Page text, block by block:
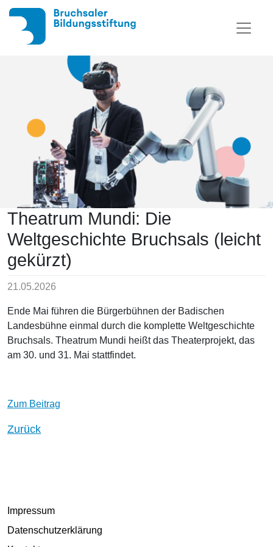
Theatrum Mundi: Die
Weltgeschichte Bruchsals (leicht
gekürzt)
21.05.2026
Ende Mai führen die Bürgerbühnen der Badischen
Landesbühne einmal durch die komplette Weltgeschichte
Bruchsals. Theatrum Mundi heißt das Theaterprojekt, das
am 30. und 31. Mai stattfindet.
Zum Beitrag
Zurück
Impressum
Datenschutzerklärung